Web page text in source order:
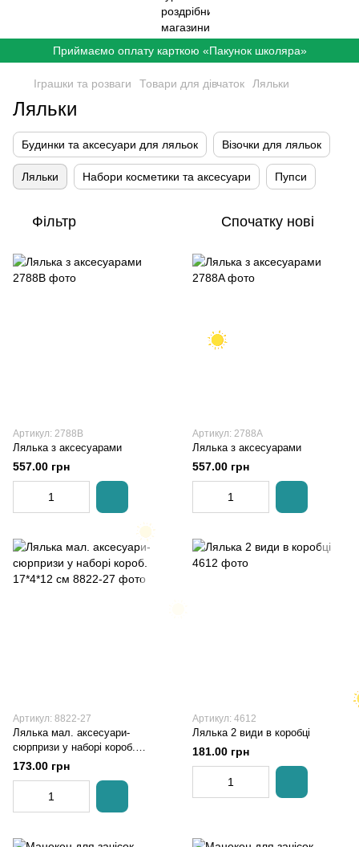
Приймаємо оплату карткою «Пакунок школяра»
Іграшки та розваги Товари для дівчаток Ляльки
Ляльки
Будинки та аксесуари для ляльок Візочки для ляльок
Ляльки Набори косметики та аксесуари Пупси
Фільтр Спочатку нові
Артикул: 2788B
Лялька з аксесуарами
557.00 грн
Артикул: 2788A
Лялька з аксесуарами
557.00 грн
Артикул: 8822-27
Лялька мал. аксесуари-
сюрпризи у наборі короб.
17*4*12 см
173.00 грн
Артикул: 4612
Лялька 2 види в коробці
181.00 грн